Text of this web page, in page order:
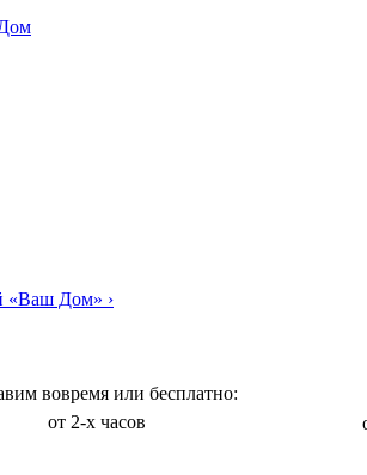
«Ваш Дом» ›
вовремя или бесплатно:
от 2-х часов